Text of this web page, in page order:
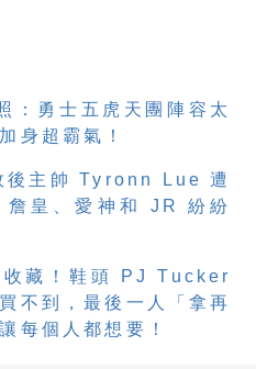
：勇士五虎天團陣容太
身超霸氣！
後主帥 Tyronn Lue 遭
詹皇、愛神和 JR 紛紛
藏！鞋頭 PJ Tucker
不到，最後一人「拿再
每個人都想要！